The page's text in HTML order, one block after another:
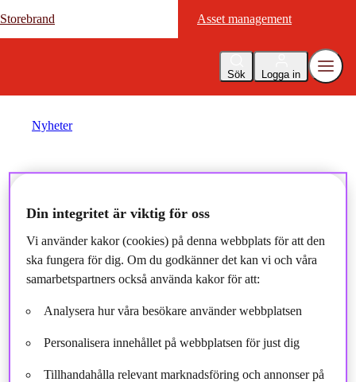
Storebrand Asset management
Sök Logga in
Storebrand Asset management
Nyheter
Linnell gästar podden
"Marknaden"
Din integritet är viktig för oss
Vi använder kakor (cookies) på denna webbplats för att den
ska fungera för dig. Om du godkänner det kan vi och våra
samarbetspartners också använda kakor för att:
Analysera hur våra besökare använder webbplatsen
Personalisera innehållet på webbplatsen för just dig
Tillhandahålla relevant marknadsföring och annonser på